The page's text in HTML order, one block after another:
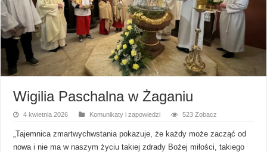
Wigilia Paschalna w Żaganiu
4 kwietnia 2026 Komunikaty i zapowiedzi 523 Zobacz
„Tajemnica zmartwychwstania pokazuje, że każdy może zacząć od
nowa i nie ma w naszym życiu takiej zdrady Bożej miłości, takiego